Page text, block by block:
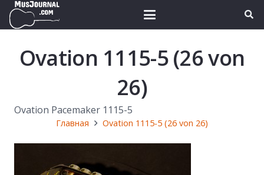
Ovation 1115-5 (26 von
26)
Ovation Pacemaker 1115-5
Главная Ovation 1115-5 (26 von 26)